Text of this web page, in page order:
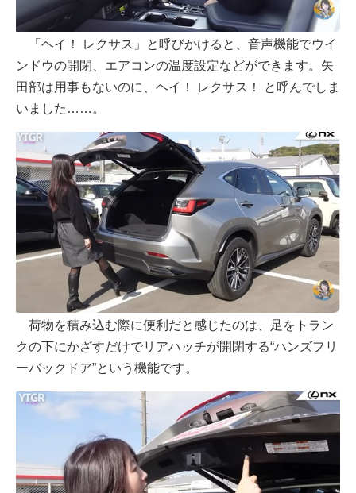
「ヘイ！ レクサス」と呼びかけると、音声機能でウイ
ンドウの開閉、エアコンの温度設定などができます。矢
田部は用事もないのに、ヘイ！ レクサス！ と呼んでしま
いました……。
荷物を積み込む際に便利だと感じたのは、足をトラン
クの下にかざすだけでリアハッチが開閉する“ハンズフリ
ーバックドア”という機能です。